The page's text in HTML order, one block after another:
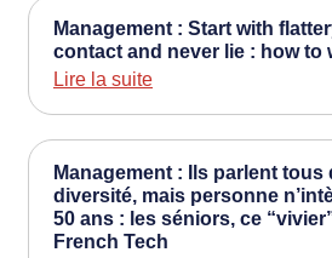
Management : Start with
contact and never lie : how to
Lire la suite
Management : Ils parlent tous
diversité, mais personne
50 ans : les séniors, ce
French Tech